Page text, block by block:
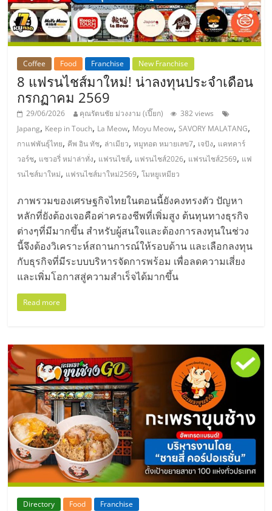
Coffee Food Franchise New Franchise
8 แฟรนไชส์มาใหม่! น่าลงทุนประจำเดือน
กรกฏาคม 2569
29/06/2026 คุณรัตนชัย ม่วงงาม (เปี๊ยก)
382 views
Japang, Keep in Touch, La Meow, Moyu Meow,SAVORY MALATANG,
กาแฟพันธุ์ไทย, คีพ อิน ทัช, ล่าเมียว,หมูทอด หมายเลข7, เจปัง, แคทคาร์
วอร์ช, แซวอรี่ หม่าล่าทั่ง, แฟรนไชส์, แฟรนไชส์2026, แฟรนไชส์2569, แฟ
รนไชส์มาใหม่, แฟรนไชส์มาใหม่2569,โมหยูเหมียว
ภาพรวมของเศรษฐกิจไทยในตอนนี้ยังคงทรงตัว ปัญหา
หลักที่ยังต้องเจอคือค่าครองชีพที่เพิ่มสูง ต้นทุนทางธุรกิจ
ต่างๆที่มีมากขึ้น สำหรับผู้สนใจและต้องการลงทุนในช่วง
นี้จึงต้องวิเคราะห์สถานการณ์ให้รอบด้าน และเลือกลงทุน
กับธุรกิจที่มีระบบบริหารจัดการพร้อม เพื่อลดความเสี่ยง
และเพิ่มโอกาสสู่ความสำเร็จได้มากขึ้น
Read more
Directory Food Franchise